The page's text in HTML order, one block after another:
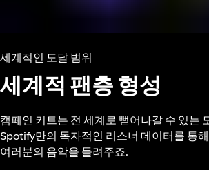
세계적인 도달 범위
세계적 팬층 형성
캠페인 키트는 전 세계로 뻗어나갈 수 있는
Spotify만의 독자적인 리스너 데이터를 통
여러분의 음악을 들려주죠.